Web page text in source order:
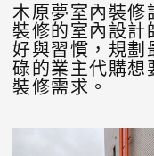
木原夢室內裝修
裝修的室內設計
好與習慣，規劃
碌的業主代購想
裝修需求。